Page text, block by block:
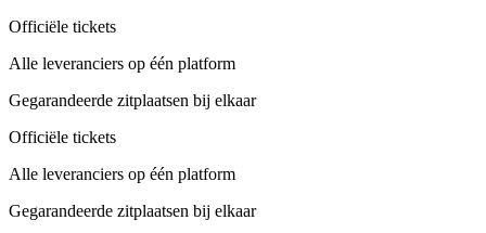
Officiële tickets
Alle leveranciers op één platform
Gegarandeerde zitplaatsen bij elkaar
Officiële tickets
Alle leveranciers op één platform
Gegarandeerde zitplaatsen bij elkaar